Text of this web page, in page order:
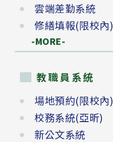
雲端差勤系統
修繕填報(限校內)
-MORE-
教職員系統
場地預約(限校內)
校務系統(亞昕)
新公文系統